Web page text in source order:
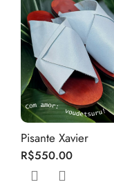
Pisante Xavier
R$550.00